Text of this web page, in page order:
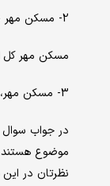
2- مسکن مهر طرحی که اقتصاد ایران را از ریل خارج کرد - 24 آذر 1393 :
مسکن مهر کل
3- مسکن مهر، طرحی مزخرف - 14 بهمن 1393:
در جواب
موضوع
نظرتان در